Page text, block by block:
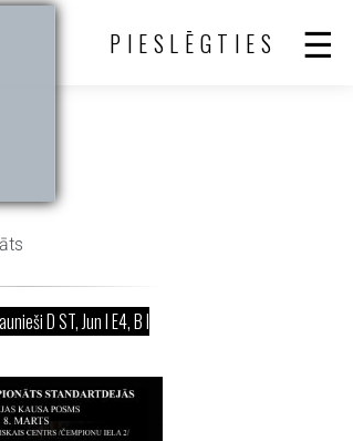
PIESLĒGTIES
D ST, Jun I E4, B I